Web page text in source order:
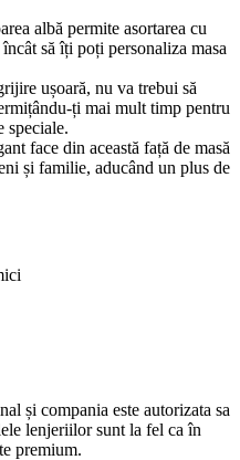
albă permite asortarea cu
să îți poți personaliza masa
ușoară, nu va trebui să
ți mai mult timp pentru
speciale.
face din această față de masă
și familie, aducând un plus de
și compania este autorizata sa
lenjeriilor sunt la fel ca în
premium.